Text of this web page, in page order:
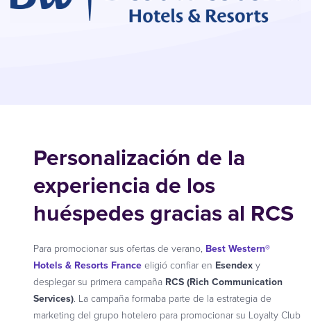
Personalización de la
experiencia de los
huéspedes gracias al RCS
Para promocionar sus ofertas de verano, Best Western®
Hotels & Resorts France eligió confiar en Esendex y
desplegar su primera campaña RCS (Rich Communication
Services). La campaña formaba parte de la estrategia de
marketing del grupo hotelero para promocionar su Loyalty Club